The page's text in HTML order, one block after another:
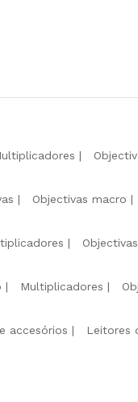
Objectivas macro
Multiplicadores
accesórios Leitores